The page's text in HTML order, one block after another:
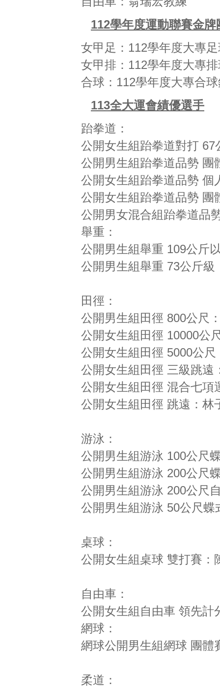
112學年度運動聯賽金牌
女甲足：112學年度大專
女甲排：112學年度大專
合球：112學年度大專合
113全大運會績優選手
跆拳道：
公開女生組跆拳道對打 67
公開男生組跆拳道品勢 團
公開女生組跆拳道品勢 個
公開女生組跆拳道品勢 團
公開男女混合組跆拳道品
舉重：
公開男生組舉重 109公斤
公開男生組舉重 73公斤級
田徑：
公開男生組田徑 800公尺
公開女生組田徑 10000公
公開女生組田徑 5000公尺
公開女生組田徑 三級跳遠
公開女生組田徑 混合七項
公開女生組田徑 跳遠：林
游泳：
公開男生組游泳 100公尺
公開男生組游泳 200公尺
公開男生組游泳 200公尺
公開男生組游泳 50公尺蝶
桌球：
公開女生組桌球 雙打賽：
自由車：
公開女生組自由車 領先計
網球：
網球公開男生組網球 團體
柔道：